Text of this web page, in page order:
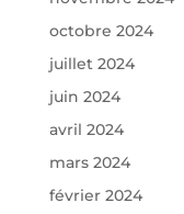
octobre 2024
juillet 2024
juin 2024
avril 2024
mars 2024
février 2024